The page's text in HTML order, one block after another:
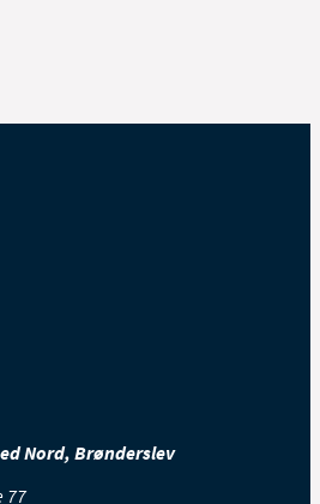
Nord, Brønderslev
77